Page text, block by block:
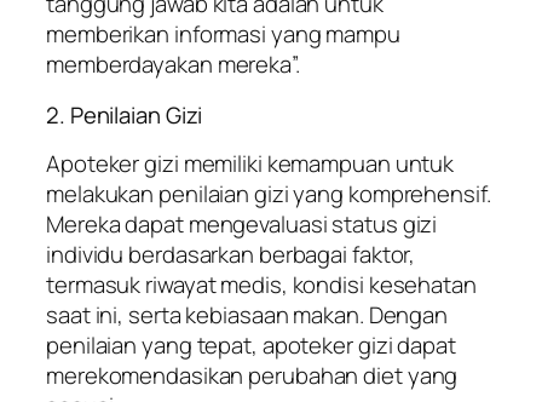
memberikan informasi yang mampu
memberdayakan mereka”.
2. Penilaian Gizi
Apoteker gizi memiliki kemampuan untuk
melakukan penilaian gizi yang komprehensif.
Mereka dapat mengevaluasi status gizi
individu berdasarkan berbagai faktor,
termasuk riwayat medis, kondisi kesehatan
saat ini, serta kebiasaan makan. Dengan
penilaian yang tepat, apoteker gizi dapat
merekomendasikan perubahan diet yang